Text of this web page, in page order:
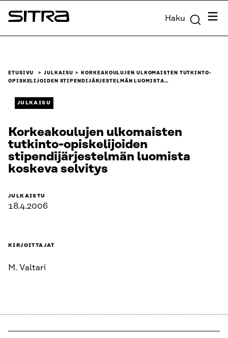
Siirry
suoraan
Sitra Haku
ETUSIVU JULKAISU
KORKEAKOULUJEN ULKOMAISTEN TUTKINTO-
OPISKELIJOIDEN STIPENDIJÄRJESTELMÄN LUOMISTA…
JULKAISU
Korkeakoulujen ulkomaisten
tutkinto-opiskelijoiden
stipendijärjestelmän luomista
koskeva selvitys
JULKAISTU
18.4.2006
KIRJOITTAJAT
M. Valtari